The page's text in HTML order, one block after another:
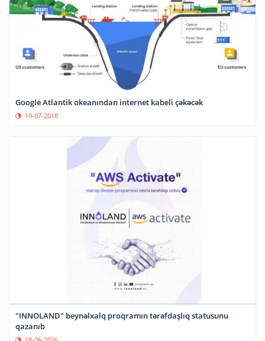
Google Atlantik okeanından internet kabeli çəkəcək
19-07-2018
"INNOLAND" beynəlxalq proqramın tərəfdaşlıq statusunu
qazanıb